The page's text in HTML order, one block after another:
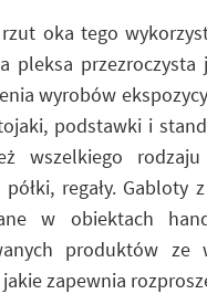
oka tego
pleksa przezroczysta
wyrobów
podstawki i
wszelkiego
regały. Gabloty
w obiektach
produktów ze
zapewnia